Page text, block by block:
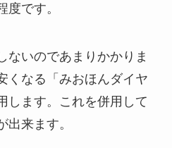
です。
ないのであまりかかりま
くなる「みおほんダイヤ
します。これを併用して
来ます。